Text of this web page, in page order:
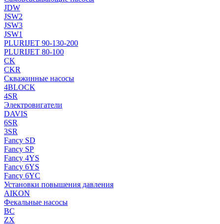
JDW
JSW2
JSW3
JSW1
PLURIJET 90-130-200
PLURIJET 80-100
CK
CKR
Скважинные насосы
4BLOCK
4SR
Электровигатели
DAVIS
6SR
3SR
Fancy SD
Fancy SP
Fancy 4YS
Fancy 6YS
Fancy 6YC
Установки повышения давления
AIKON
Фекальные насосы
BC
ZX